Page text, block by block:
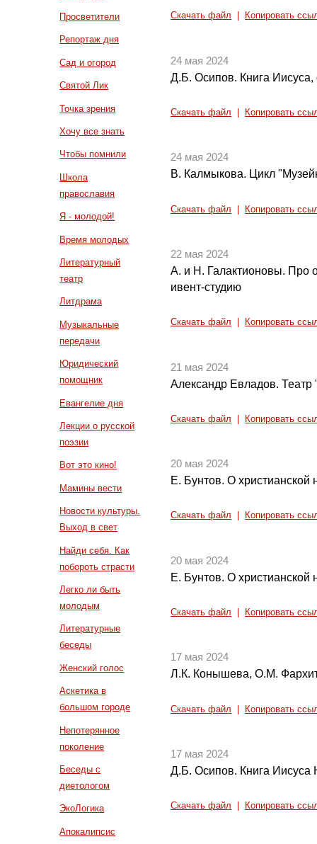
Просветители
Репортаж дня
Сад и огород
Святой Лик
Точка зрения
Хочу все знать
Чтобы помнили
Школа
православия
Я - молодой!
Время молодых
Литературный
театр
Литдрама
Музыкальные
передачи
Юридический
помощник
Евангелие дня
Лекции о русской
поэзии
Вот это кино!
Мамины вести
Новости культуры.
Выход в свет
Найди себя. Как
побороть страсти
Легко ли быть
молодым
Литературные
беседы
Женский голос
Аскетика в
большом городе
Непотерянное
поколение
Беседы с
диетологом
ЭкоЛогика
Апокалипсис
Скачать файл Копировать
24 мая 2024
Д.Б. Осипов. Книга
Скачать файл Копировать
24 мая 2024
В. Калмыкова. Цикл
Скачать файл Копировать
22 мая 2024
А. и Н. Галактионовы. Про
ивент-студию
Скачать файл Копировать
21 мая 2024
Александр Евладов.
Скачать файл Копировать
20 мая 2024
Е. Бунтов. О
Скачать файл Копировать
20 мая 2024
Е. Бунтов. О христианской
Скачать файл Копировать
17 мая 2024
Л.К. Конышева, О.М.
Скачать файл Копировать
17 мая 2024
Д.Б. Осипов. Книга Иисуса
Скачать файл Копировать